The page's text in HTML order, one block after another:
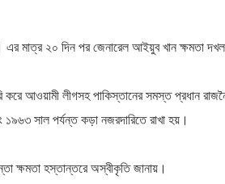
এর মাত্র ২০ দিন পর জেনারেল আইয়ুব খান ক্ষমতা দখল
করে আওয়ামী লীগসহ পাকিস্তানের সমস্ত প্রধান
১৯৬৩ সাল পর্যন্ত কড়া নজরদারিতে রাখা হয়।
ক্ষমতা হস্তান্তরে অস্বীকৃতি জানায়।